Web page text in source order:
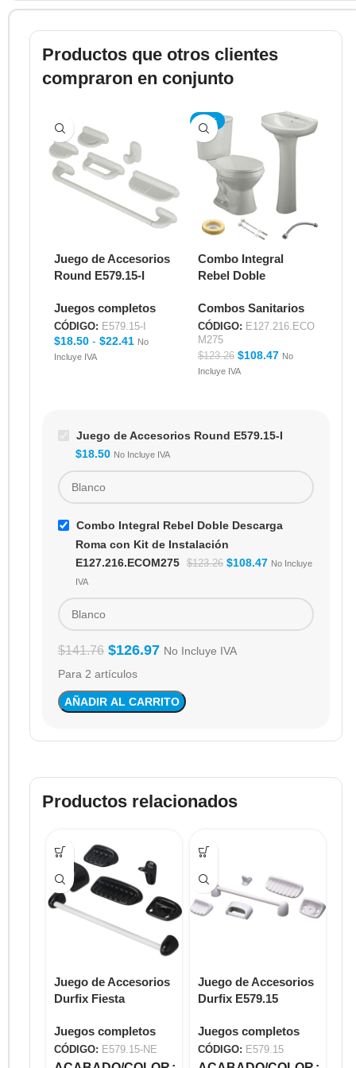
Productos que otros clientes
compraron en conjunto
Juego de Accesorios
Round E579.15-I
Juegos completos
CÓDIGO: E579.15-I
$18.50 - $22.41 No
Incluye IVA
-12%
Combo Integral
Rebel Doble
Kit de Instalación
E127.216.ECOM275
Combos Sanitarios
CÓDIGO: E127.216.ECO
M275
$123.26 $108.47 No
Incluye IVA
Juego de Accesorios Round E579.15-I
$18.50 No Incluye IVA
Combo Integral Rebel Doble Descarga
Roma con Kit de Instalación
E127.216.ECOM275
$123.26 $108.47 No Incluye
IVA
$141.76 $126.97 No Incluye IVA
Para 2 artículos
AÑADIR AL CARRITO
Productos relacionados
Juego de Accesorios
Durfix Fiesta
Juegos completos
CÓDIGO: E579.15-NE
Juego de Accesorios
Durfix E579.15
Juegos completos
CÓDIGO: E579.15